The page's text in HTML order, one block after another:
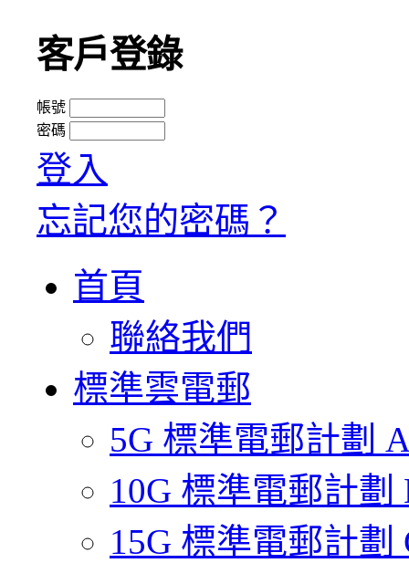
客戶登錄
帳號
密碼
登入
忘記您的密碼？
首頁
聯絡我們
標準雲電郵
5G 標準電郵計劃
10G 標準電郵計劃
15G 標準電郵計劃